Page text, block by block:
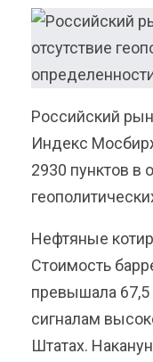
Российский
Индекс
2930 пунктов в
Нефтяные
Стоимость
превышала 67,5
сигналам
Штатах.